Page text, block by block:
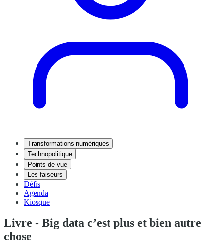
Transformations numériques
Technopolitique
Points de vue
Les faiseurs
Défis
Agenda
Kiosque
Livre - Big data c’est plus et bien autre
chose